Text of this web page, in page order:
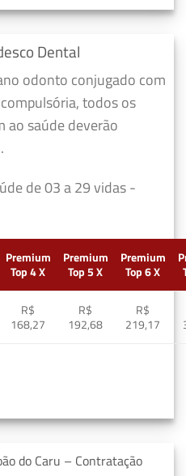
Dental
odonto conjugado com
todos os
ao saúde deverão
de 03 a 29 vidas -
Premium
Top 4 X
Premium
Top 5 X
Premium
Top 6 X
R$
168,27
R$
192,68
R$
219,17
do Caru – Contratação